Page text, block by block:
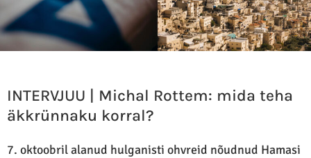
INTERVJUU | Michal Rottem: mida teha
äkkrünnaku korral?
7. oktoobril alanud hulganisti ohvreid nõudnud Hamasi